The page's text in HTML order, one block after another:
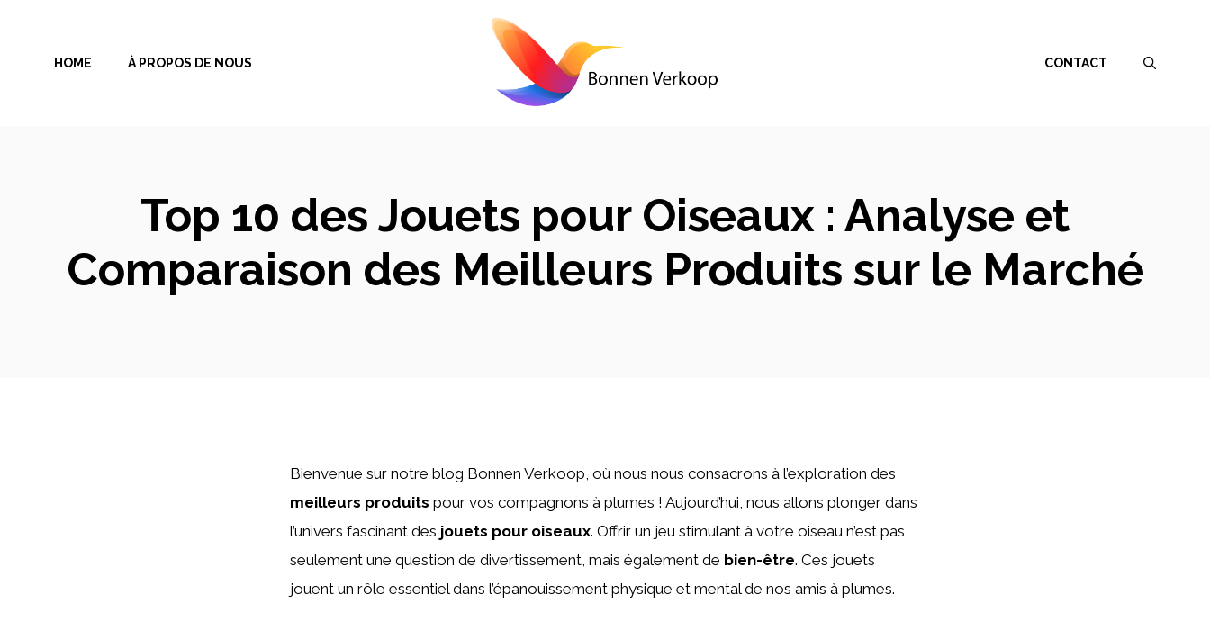
contenuHOME À PROPOS DE NOUS CONTACT
Top 10 des Jouets pour Oiseaux : Analyse et
Comparaison des Meilleurs Produits sur le Marché
Bienvenue sur notre blog Bonnen Verkoop, où nous nous consacrons à l’exploration des
meilleurs produits pour vos compagnons à plumes ! Aujourd’hui, nous allons plonger dans
l’univers fascinant des jouets pour oiseaux. Offrir un jeu stimulant à votre oiseau n’est pas
seulement une question de divertissement, mais également de bien-être. Ces jouets
jouent un rôle essentiel dans l’épanouissement physique et mental de nos amis à plumes.